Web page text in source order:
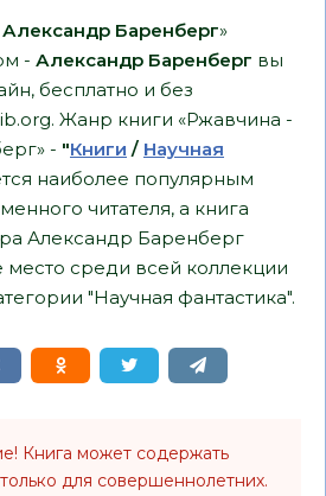
Баренберг»
- Александр Баренберг вы
бесплатно и без
Жанр книги «Ржавчина -
- "Книги / Научная
наиболее популярным
читателя, а книга
Александр Баренберг
место среди всей коллекции
"Научная фантастика".
Книга может содержать
для совершеннолетних.